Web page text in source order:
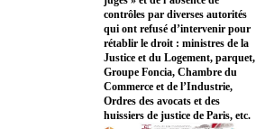
contrôles par diverses autorités
qui ont refusé d’intervenir pour
rétablir le droit : ministres de la
Justice et du Logement, parquet,
Groupe Foncia, Chambre du
Commerce et de l’Industrie,
Ordres des avocats et des
huissiers de justice de Paris, etc.